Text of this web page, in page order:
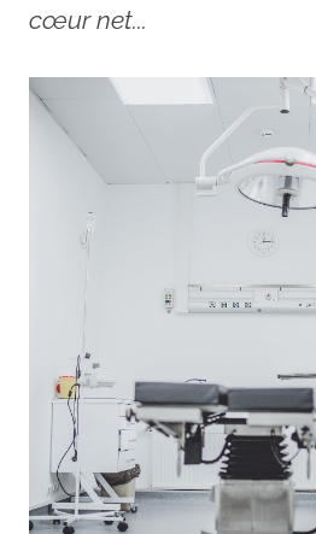
cœur net...